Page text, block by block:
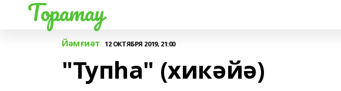
Торатау
Йәмғиәт 12 ОКТЯБРЯ 2019, 21:00
"Тупһа" (хикәйә)